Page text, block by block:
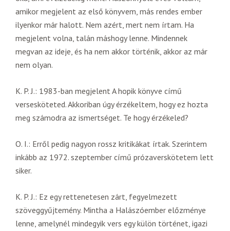
amikor megjelent az első könyvem, más rendes ember
ilyenkor már halott. Nem azért, mert nem írtam. Ha
megjelent volna, talán máshogy lenne. Mindennek
megvan az ideje, és ha nem akkor történik, akkor az már
nem olyan.
K. P. J.: 1983-ban megjelent A hopik könyve című
versesköteted. Akkoriban úgy érzékeltem, hogy ez hozta
meg számodra az ismertséget. Te hogy érzékeled?
O. I.: Erről pedig nagyon rossz kritikákat írtak. Szerintem
inkább az 1972. szeptember című prózaverskötetem lett
siker.
K. P. J.: Ez egy rettenetesen zárt, fegyelmezett
szöveggyűjtemény. Mintha a Halászóember előzménye
lenne, amelynél mindegyik vers egy külön történet, igazi